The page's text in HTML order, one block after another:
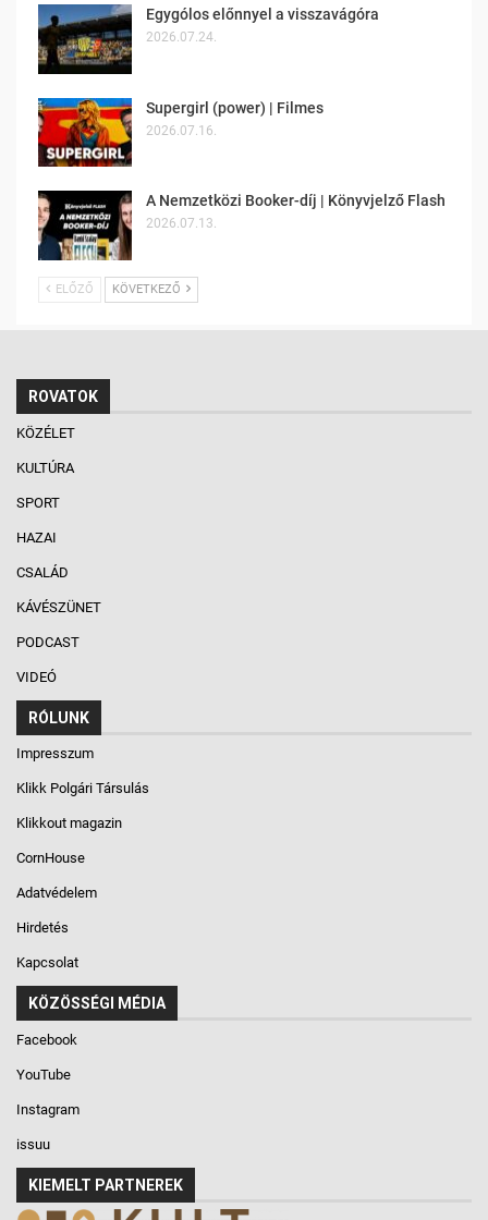
Egygólos előnnyel a visszavágóra
2026.07.24.
Supergirl (power) | Filmes
2026.07.16.
A Nemzetközi Booker-díj | Könyvjelző Flash
2026.07.13.
ELŐZŐ KÖVETKEZŐ
ROVATOK
KÖZÉLET
KULTÚRA
SPORT
HAZAI
CSALÁD
KÁVÉSZÜNET
PODCAST
VIDEÓ
RÓLUNK
Impresszum
Klikk Polgári Társulás
Klikkout magazin
CornHouse
Adatvédelem
Hirdetés
Kapcsolat
KÖZÖSSÉGI MÉDIA
Facebook
YouTube
Instagram
issuu
KIEMELT PARTNEREK